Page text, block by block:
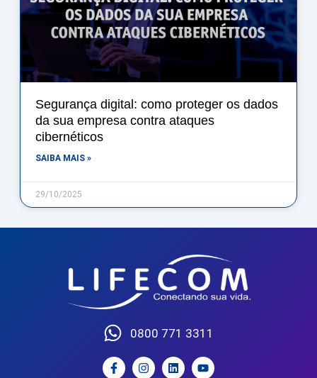
Segurança digital: como proteger os dados
da sua empresa contra ataques
cibernéticos
SAIBA MAIS »
29/10/2025
0800 771 3311